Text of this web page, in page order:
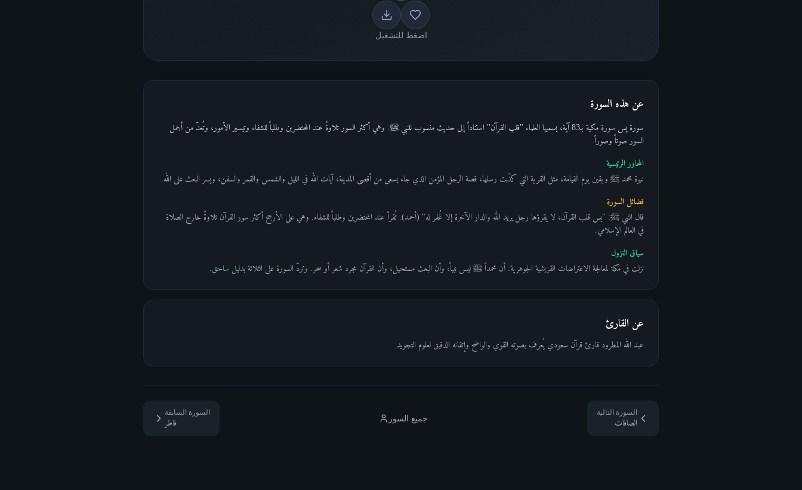
اضغط للتشغيل
عن هذه السورة
سورة يس سورة مكية بـ83 آية، يسميها العلماء "قلب القرآن" استناداً إلى حديث منسوب للنبي ﷺ. وهي أكثر السور تلاوةً عند المحتضرين وطلباً للشفاء وتيسير الأمور، وتُعدّ من أجمل
السور صوتاً وصوراً.
المحاور الرئيسية
نبوة محمد ﷺ ويقين يوم القيامة، مثل القرية التي كذّبت رسلها، قصة الرجل المؤمن الذي جاء يسعى من أقصى المدينة، آيات الله في الليل والشمس والقمر والسفن، ويسر البعث على الله.
فضائل السورة
قال النبي ﷺ: "يس قلب القرآن، لا يقرؤها رجل يريد الله والدار الآخرة إلا غُفر له" (أحمد). تُقرأ عند المحتضرين وطلباً للشفاء. وهي على الأرجح أكثر سور القرآن تلاوةً خارج الصلاة
في العالم الإسلامي.
سياق النزول
نزلت في مكة لمعالجة الاعتراضات القريشية الجوهرية: أن محمداً ﷺ ليس نبياً، وأن البعث مستحيل، وأن القرآن مجرد شعر أو سحر. وتردّ السورة على الثلاثة بدليل ساحق.
عن القارئ
عبد الله المطرود قارئ قرآن سعودي يُعرف بصوته القوي والواضح وإتقانه الدقيق لعلوم التجويد.
السورة السابقة
فاطر
جميع السور
السورة التالية
الصافات